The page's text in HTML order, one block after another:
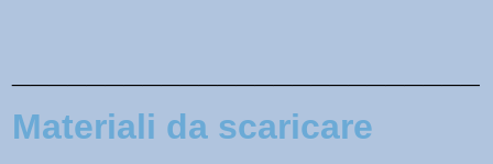
Materiali da scaricare